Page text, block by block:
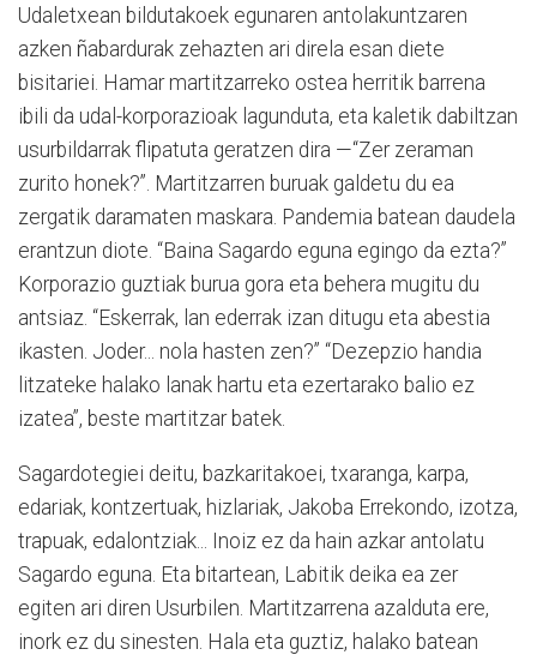
Udaletxean bildutakoek egunaren antolakuntzaren
azken ñabardurak zehazten ari direla esan diete
bisitariei. Hamar martitzarreko ostea herritik barrena
ibili da udal-korporazioak lagunduta, eta kaletik dabiltzan
usurbildarrak flipatuta geratzen dira —“Zer zeraman
zurito honek?”. Martitzarren buruak galdetu du ea
zergatik daramaten maskara. Pandemia batean daudela
erantzun diote. “Baina Sagardo eguna egingo da ezta?”
Korporazio guztiak burua gora eta behera mugitu du
antsiaz. “Eskerrak, lan ederrak izan ditugu eta abestia
ikasten. Joder... nola hasten zen?” “Dezepzio handia
litzateke halako lanak hartu eta ezertarako balio ez
izatea”, beste martitzar batek.
Sagardotegiei deitu, bazkaritakoei, txaranga, karpa,
edariak, kontzertuak, hizlariak, Jakoba Errekondo, izotza,
trapuak, edalontziak... Inoiz ez da hain azkar antolatu
Sagardo eguna. Eta bitartean, Labitik deika ea zer
egiten ari diren Usurbilen. Martitzarrena azalduta ere,
inork ez du sinesten. Hala eta guztiz, halako batean